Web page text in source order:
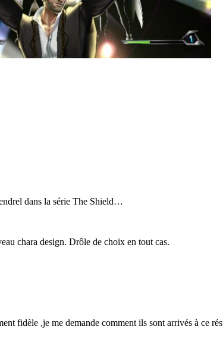
dans la série The Shield…
chara design. Drôle de choix en tout cas.
fidèle ,je me demande comment ils sont arrivés à ce